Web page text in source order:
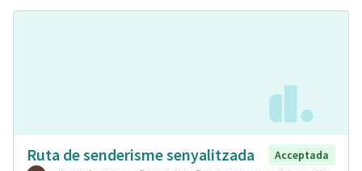
Ruta de senderisme senyalitzada
Acceptada